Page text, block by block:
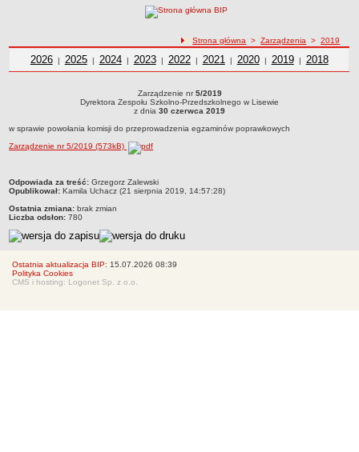
ZESPÓŁ SZKOLNO-PRZEDSZKOLNY LISEWO
Dane teleadresowe
Dyrekcja
Regulaminy
Uchwały Rady Pedagogicznej
Kontrole Zewnętrzne
Zamówieia publiczne
Oferty pracy
Oświadczenie majątkowe
Rekrutacja
ścieżka nawigacji
Strona główna >Zarządzenia >2019
Zarządzenia z roku
2026| Zarządzenia z roku
2025| Zarządzenia z roku
2024| Zarządzenia z roku
2023| Zarządzenia z roku
2022| Zarządzenia z roku
2021 | Zarządzenia z roku
2020|
Zarządzenia z
roku
2019|
z roku
2018
Zarządzenie nr 5/2019Dyrektora Zespołu Szkolno-Przedszkolnego w Lisewiez dnia
30 czerwca 2019w sprawie powołania komisji do przeprowadzenia egzaminów
Zarządzenie nr5/2019
Dyrektora Zespołu Szkolno-Przedszkolnego w Lisewie
z dnia 30 czerwca 2019
w sprawie powołania komisji do przeprowadzenia egzaminów poprawkowych
Zarządzenie nr 5/2019 (573kB)
metryczka
Odpowiada za treść: Grzegorz Zalewski
Opublikował: Kamila Uchacz (21 sierpnia 2019, 14:57:28)
Ostatnia zmiana: brak zmian
Liczba odsłon: 780
Ostatnia aktualizacja BIP: 15.07.2026 08:39
Polityka Cookies
CMS i hosting: Logonet Sp. z o.o.